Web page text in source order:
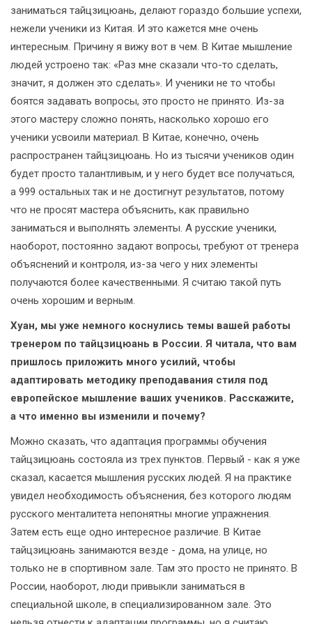
заниматься тайцзицюань, делают гораздо большие успехи,
нежели ученики из Китая. И это кажется мне очень
интересным. Причину я вижу вот в чем. В Китае мышление
людей устроено так: «Раз мне сказали что-то сделать,
значит, я должен это сделать». И ученики не то чтобы
боятся задавать вопросы, это просто не принято. Из-за
этого мастеру сложно понять, насколько хорошо его
ученики усвоили материал. В Китае, конечно, очень
распространен тайцзицюань. Но из тысячи учеников один
будет просто талантливым, и у него будет все получаться,
а 999 остальных так и не достигнут результатов, потому
что не просят мастера объяснить, как правильно
заниматься и выполнять элементы. А русские ученики,
наоборот, постоянно задают вопросы, требуют от тренера
объяснений и контроля, из-за чего у них элементы
получаются более качественными. Я считаю такой путь
очень хорошим и верным.
Хуан, мы уже немного коснулись темы вашей работы
тренером по тайцзицюань в России. Я читала, что вам
пришлось приложить много усилий, чтобы
адаптировать методику преподавания стиля под
европейское мышление ваших учеников. Расскажите,
а что именно вы изменили и почему?
Можно сказать, что адаптация программы обучения
тайцзицюань состояла из трех пунктов. Первый - как я уже
сказал, касается мышления русских людей. Я на практике
увидел необходимость объяснения, без которого людям
русского менталитета непонятны многие упражнения.
Затем есть еще одно интересное различие. В Китае
тайцзицюань занимаются везде - дома, на улице, но
только не в спортивном зале. Там это просто не принято. В
России, наоборот, люди привыкли заниматься в
специальной школе, в специализированном зале. Это